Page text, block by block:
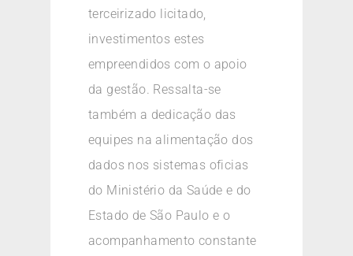
terceirizado licitado,
investimentos estes
empreendidos com o apoio
da gestão. Ressalta-se
também a dedicação das
equipes na alimentação dos
dados nos sistemas oficias
do Ministério da Saúde e do
Estado de São Paulo e o
acompanhamento constante